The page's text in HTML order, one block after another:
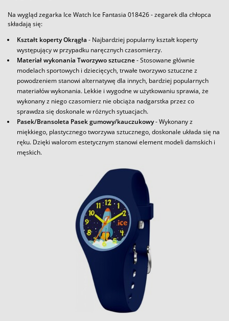
Na wygląd zegarka Ice Watch Ice Fantasia 018426 - zegarek dla chłopca
składają się:
Kształt koperty Okrągła - Najbardziej popularny kształt koperty
występujący w przypadku naręcznych czasomierzy.
Materiał wykonania Tworzywo sztuczne- Stosowane głównie
modelach sportowych i dziecięcych, trwałe tworzywo sztuczne z
powodzeniem stanowi alternatywę dla innych, bardziej popularnych
materiałów wykonania. Lekkie i wygodne w użytkowaniu sprawia, że
wykonany z niego czasomierz nie obciąża nadgarstka przez co
sprawdza się doskonale w różnych sytuacjach.
Pasek/Bransoleta Pasek gumowy/kauczukowy- Wykonany z
miękkiego, plastycznego tworzywa sztucznego, doskonale układa się na
ręku. Dzięki walorom estetycznym stanowi element modeli damskich i
męskich.